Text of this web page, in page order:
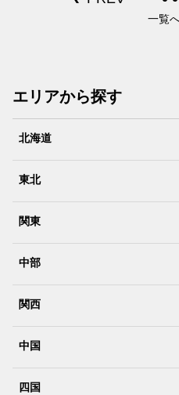
一覧
エリアから探す
北海道
東北
関東
中部
関西
中国
四国